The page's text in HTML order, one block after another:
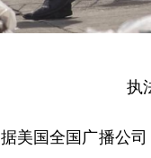
执
据美国全国广播公